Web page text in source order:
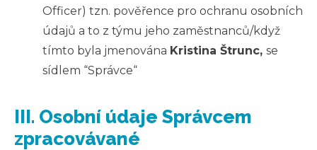
Officer) tzn. pověřence pro ochranu osobních
údajů a to z týmu jeho zaměstnanců/když
tímto byla jmenována Kristina Štrunc, se
sídlem “Správce“
III. Osobní údaje Správcem
zpracovávané